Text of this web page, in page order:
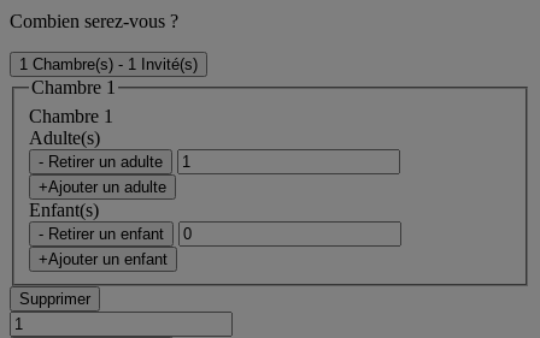
Combien serez-vous ?
1 Chambre(s) - 1 Invité(s)
Chambre 1
Chambre 1
Adulte(s)
- Retirer un adulte
+Ajouter un adulte
Enfant(s)
- Retirer un enfant
+Ajouter un enfant
Supprimer